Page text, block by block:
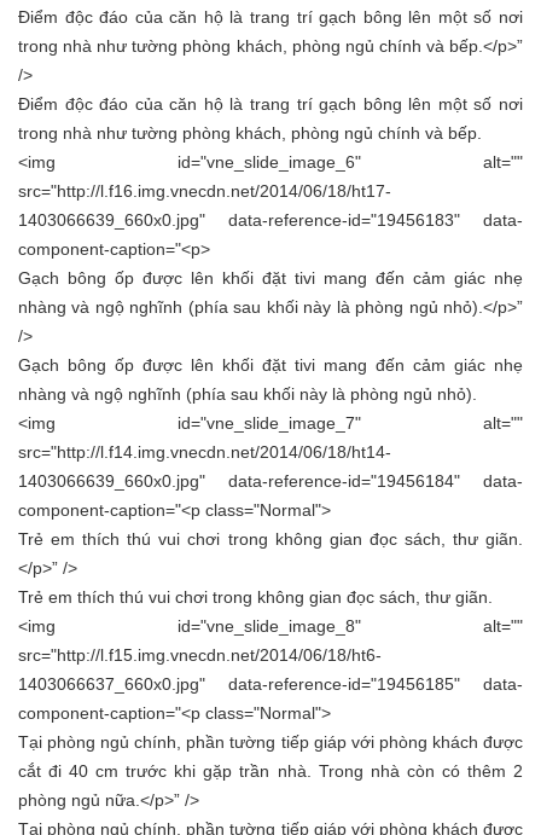
Điểm độc đáo của căn hộ là trang trí gạch bông lên một số nơi
trong nhà như tường phòng khách, phòng ngủ chính và bếp.</p>”
/>
Điểm độc đáo của căn hộ là trang trí gạch bông lên một số nơi
trong nhà như tường phòng khách, phòng ngủ chính và bếp.
<img id="vne_slide_image_6" alt=""
src="http://l.f16.img.vnecdn.net/2014/06/18/ht17-
1403066639_660x0.jpg" data-reference-id="19456183" data-
component-caption="<p>
Gạch bông ốp được lên khối đặt tivi mang đến cảm giác nhẹ
nhàng và ngộ nghĩnh (phía sau khối này là phòng ngủ nhỏ).</p>”
/>
Gạch bông ốp được lên khối đặt tivi mang đến cảm giác nhẹ
nhàng và ngộ nghĩnh (phía sau khối này là phòng ngủ nhỏ).
<img id="vne_slide_image_7" alt=""
src="http://l.f14.img.vnecdn.net/2014/06/18/ht14-
1403066639_660x0.jpg" data-reference-id="19456184" data-
component-caption="<p class="Normal">
Trẻ em thích thú vui chơi trong không gian đọc sách, thư giãn.
</p>” />
Trẻ em thích thú vui chơi trong không gian đọc sách, thư giãn.
<img id="vne_slide_image_8" alt=""
src="http://l.f15.img.vnecdn.net/2014/06/18/ht6-
1403066637_660x0.jpg" data-reference-id="19456185" data-
component-caption="<p class="Normal">
Tại phòng ngủ chính, phần tường tiếp giáp với phòng khách được
cắt đi 40 cm trước khi gặp trần nhà. Trong nhà còn có thêm 2
phòng ngủ nữa.</p>” />
Tại phòng ngủ chính, phần tường tiếp giáp với phòng khách được